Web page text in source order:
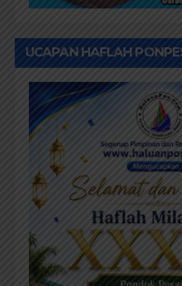
UCAPAN HAFLAH